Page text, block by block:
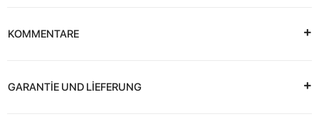
KOMMENTARE
GARANTİE UND LİEFERUNG